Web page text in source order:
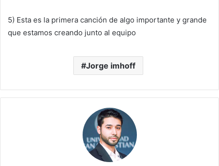
5) Esta es la primera canción de algo importante y grande
que estamos creando junto al equipo
Jorge imhoff